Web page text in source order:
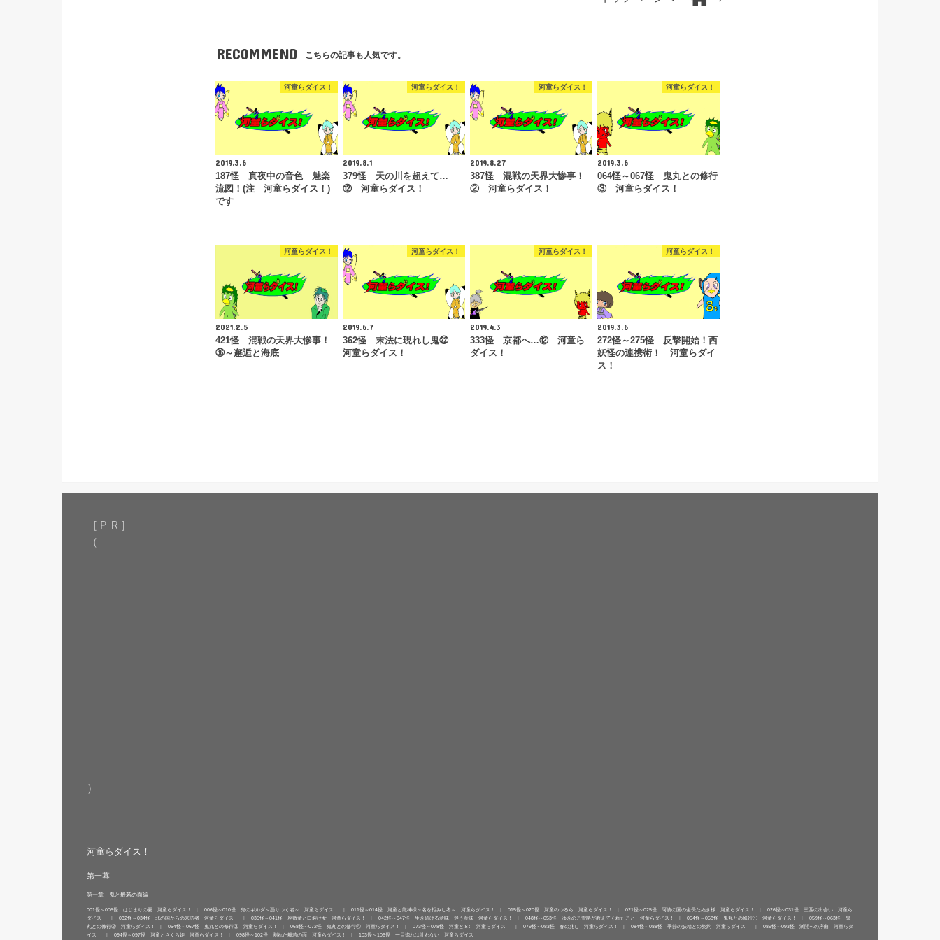
RECOMMEND こちらの記事も人気です。
河童らダイス！
2019.3.6
187怪 真夜中の音色 魅楽
流図！(注 河童らダイス！)
です
河童らダイス！
2019.8.1
379怪 天の川を超えて…
⑫ 河童らダイス！
河童らダイス！
2019.8.27
387怪 混戦の天界大惨事！
② 河童らダイス！
河童らダイス！
2019.3.6
064怪～067怪 鬼丸との修行
③ 河童らダイス！
河童らダイス！
2021.2.5
421怪 混戦の天界大惨事！
㊱～邂逅と海底
河童らダイス！
2019.6.7
362怪 末法に現れし鬼㉒
河童らダイス！
河童らダイス！
2019.4.3
333怪 京都へ…⑫ 河童ら
ダイス！
河童らダイス！
2019.3.6
272怪～275怪 反撃開始！西
妖怪の連携術！ 河童らダイ
ス！
［ＰＲ］
（
）
河童らダイス！
第一幕
第一章 鬼と般若の面編
001怪～005怪 はじまりの夏 河童らダイス！ 006怪～010怪 鬼のギルダ～憑りつく者～ 河童らダイス！ 011怪～014怪 河童と龍神様～名を拒みし者～ 河童らダイス！ 015怪～020怪 河童のつるら 河童らダイス！ 021怪～025怪 阿波の国の金長たぬき様 河童らダイス！
026怪～031怪 三匹の出会い 河童ら
ダイス！
032怪～034怪 北の国からの来訪者 河童らダイス！ 035怪～041怪 座敷童と口裂け女 河童らダイス！ 042怪～047怪 生き続ける意味、迷う意味 河童らダイス！ 048怪～053怪 ゆきのこ雪路が教えてくれたこと 河童らダイス！ 054怪～058怪 鬼丸との修行① 河童らダイス！
059怪～063怪 鬼
丸との修行② 河童らダイス！
064怪～067怪 鬼丸との修行③ 河童らダイス！ 068怪～072怪 鬼丸との修行④ 河童らダイス！ 073怪～078怪 河童と８t 河童らダイス！ 079怪～083怪 春の兆し 河童らダイス！ 084怪～088怪 季節の妖精との契約 河童らダイス！
089怪～093怪 満開への序曲 河童らダ
イス！
094怪～097怪 河童とさくら姫 河童らダイス！ 098怪～102怪 割れた般若の面 河童らダイス！ 103怪～106怪 一目惚れは叶わない 河童らダイス！